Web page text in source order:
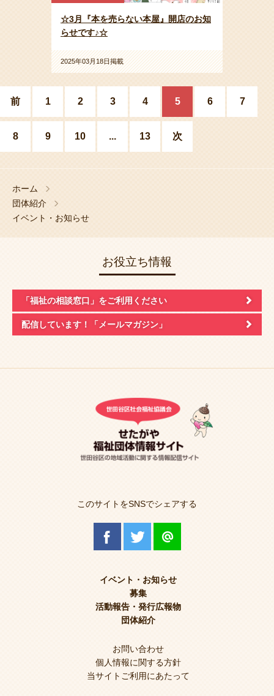
☆3月『本を売らない本屋』開店のお知
らせです♪☆
2025年03月18日掲載
前 1 2 3 4 5 6 7
8 9 10 ... 13 次
ホーム
団体紹介
イベント・お知らせ
お役立ち情報
「福祉の相談窓口」 をご利用ください
配信しています！ 「メールマガジン」
このサイトをSNSでシェアする
イベント・お知らせ
募集
活動報告・発行広報物
団体紹介
お問い合わせ
個人情報に関する方針
当サイトご利用にあたって